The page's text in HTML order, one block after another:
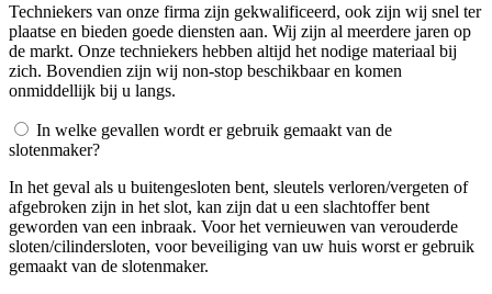
Techniekers van onze firma zijn gekwalificeerd, ook zijn wij snel ter
plaatse en bieden goede diensten aan. Wij zijn al meerdere jaren op
de markt. Onze techniekers hebben altijd het nodige materiaal bij
zich. Bovendien zijn wij non-stop beschikbaar en komen
onmiddellijk bij u langs.
In welke gevallen wordt er gebruik gemaakt van de
slotenmaker?
In het geval als u buitengesloten bent, sleutels verloren/vergeten of
afgebroken zijn in het slot, kan zijn dat u een slachtoffer bent
geworden van een inbraak. Voor het vernieuwen van verouderde
sloten/cilindersloten, voor beveiliging van uw huis worst er gebruik
gemaakt van de slotenmaker.